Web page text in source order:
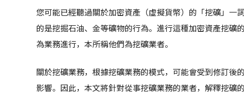
您可能已經聽過關於加密資產（虛擬貨幣）的「挖礦」
的是挖掘石油、金等礦物的行為。進行這種加密資產挖礦
為業務進行，本所稱他們為挖礦業者。
關於挖礦業務，根據挖礦業務的模式，可能會受到修訂後
影響。因此，本文將針對從事挖礦業務的業者，解釋挖礦